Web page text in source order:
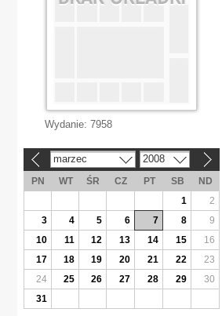
Wydanie: 7958
marzec 2008
PN WT ŚR CZ PT SB
ND
1
2
3
4 5 6 7 8
9
10
11 12 13 14 15
16
17
18 19 20 21 22
23
24
25 26 27 28 29
30
31